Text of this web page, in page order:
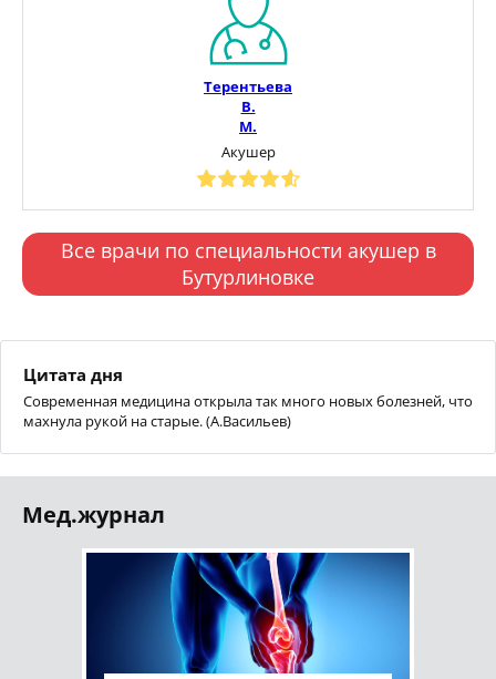
Терентьева
В.
М.
Акушер
Все врачи по специальности акушер в
Бутурлиновке
Цитата дня
Современная медицина открыла так много новых болезней, что
махнула рукой на старые. (А.Васильев)
Мед.журнал